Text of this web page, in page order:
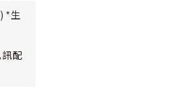
*生
配